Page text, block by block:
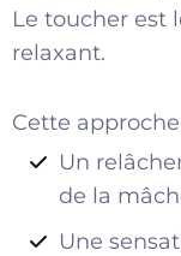
Le toucher est
relaxant.
Cette
Un
de la
Une